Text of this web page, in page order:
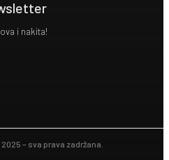
i nakita!
– sva prava zadržana.